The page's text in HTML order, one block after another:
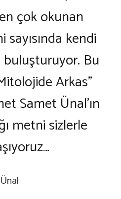
çok okunan
kendi
Bu
Arkas”
Samet Ünal’ın
metni sizlerle